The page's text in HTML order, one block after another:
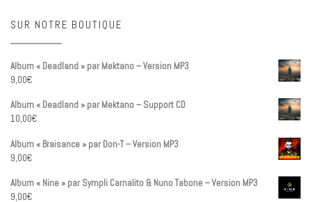
SUR NOTRE BOUTIQUE
Album « Deadland » par Mektano – Version MP3
9,00€
Album « Deadland » par Mektano – Support CD
10,00€
Album « Braisance » par Don-T – Version MP3
9,00€
Album « Nine » par Sympli Carnalito & Nuno Tabone – Version MP3
9,00€